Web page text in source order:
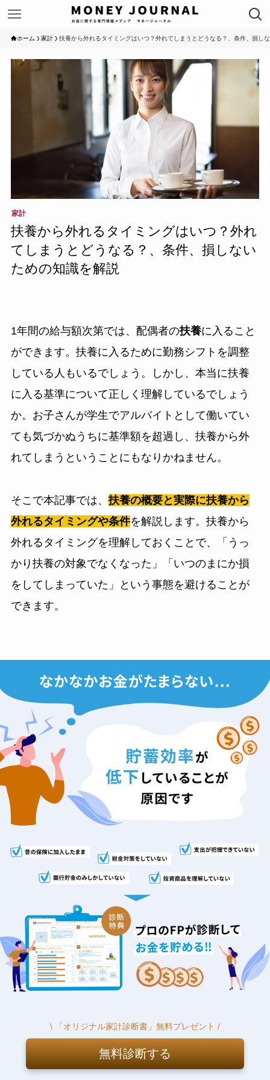
ホーム 家計 扶養から外れるタイミングはいつ？外れてしまうとどうなる？、条件、損し
家計
扶養から外れるタイミングはいつ？外れ
てしまうとどうなる？、条件、損しない
ための知識を解説
1年間の給与額次第では、配偶者の扶養に入ること
ができます。扶養に入るために勤務シフトを調整
している人もいるでしょう。しかし、本当に扶養
に入る基準について正しく理解しているでしょう
か。お子さんが学生でアルバイトとして働いてい
ても気づかぬうちに基準額を超過し、扶養から外
れてしまうということにもなりかねません。
そこで本記事では、扶養の概要と実際に扶養から
外れるタイミングや条件を解説します。扶養から
外れるタイミングを理解しておくことで、「うっ
かり扶養の対象でなくなった」「いつのまにか損
をしてしまっていた」という事態を避けることが
できます。
\ 「オリジナル家計診断書」無料プレゼント /
無料診断する